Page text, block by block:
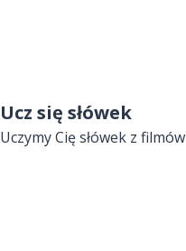
Ucz się słówek
Uczymy Cię słówek z filmów